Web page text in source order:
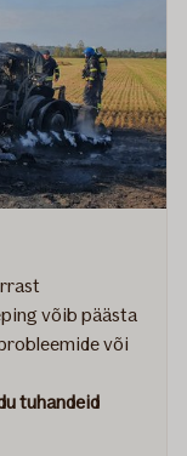
võib päästa
või
tuhandeid